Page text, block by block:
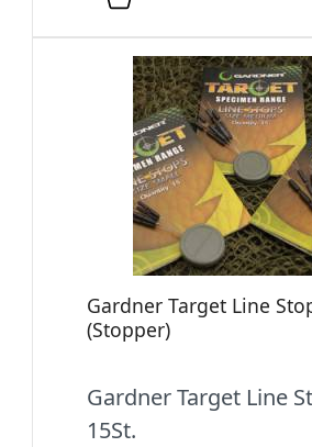
Gardner Target Line
(Stopper)
Gardner Target Line
15St.